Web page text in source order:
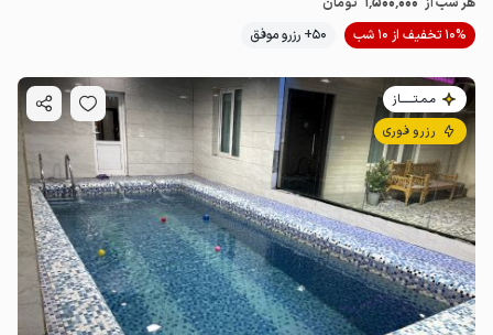
10% تخفیف از 10 شب
50+ رزرو موفق
مـمـتــــــاز
رزرو فوری